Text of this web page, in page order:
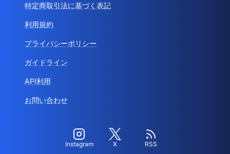
特定商取引法に基づく表記
利用規約
プライバシーポリシー
ガイドライン
API利用
お問い合わせ
Instagram X RSS